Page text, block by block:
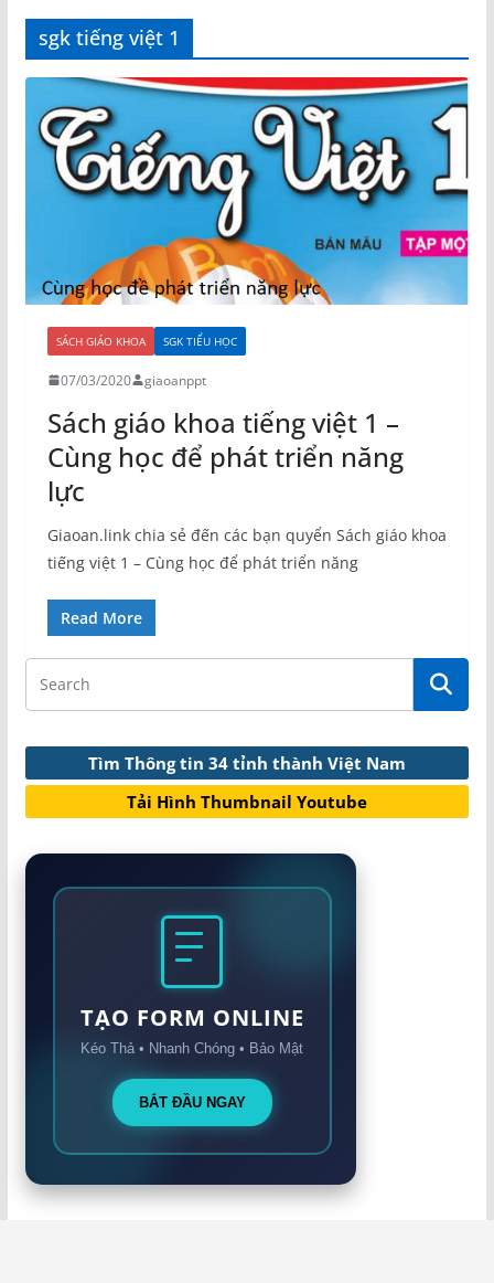
sgk tiếng việt 1
SÁCH GIÁO KHOA SGK TIỂU HỌC
07/03/2020 giaoanppt
Sách giáo khoa tiếng việt 1 –
Cùng học để phát triển năng
lực
Giaoan.link chia sẻ đến các bạn quyển Sách giáo khoa
tiếng việt 1 – Cùng học để phát triển năng
Read More
Tìm Thông tin 34 tỉnh thành Việt Nam
Tải Hình Thumbnail Youtube
TẠO FORM ONLINE
Kéo Thả • Nhanh Chóng • Bảo Mật
BẮT ĐẦU NGAY